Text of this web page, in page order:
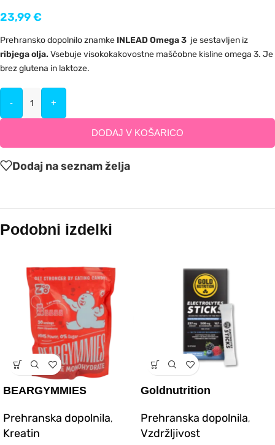
23,99€
Prehransko dopolnilo znamke INLEAD Omega 3 je sestavljen iz
ribjega olja. Vsebuje visokokakovostne maščobne kisline omega 3. Je
brez glutena in laktoze.
- +
DODAJ V KOŠARICO
Dodaj na seznam želja
Podobni izdelki
BEARGYMMIES
MONOHYDRATE 150
Prehranska dopolnila,
Kreatin
Goldnutrition
10 vrečk
Prehranska dopolnila,
Vzdržljivost